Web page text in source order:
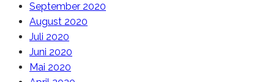
September 2020
August 2020
Juli 2020
Juni 2020
Mai 2020